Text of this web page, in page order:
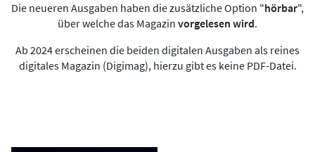
Die neueren Ausgaben haben die zusätzliche Option "hörbar",
über welche das Magazin vorgelesen wird.
Ab 2024 erscheinen die beiden digitalen Ausgaben als reines
digitales Magazin (Digimag), hierzu gibt es keine PDF-Datei.